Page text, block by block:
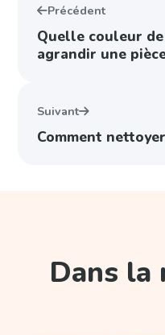
Précédent
Quelle couleur
agrandir une
Suivant
Comment
Dans la